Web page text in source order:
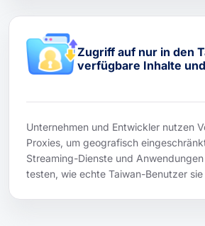
Zugriff auf nur in den
verfügbare Inhalte
Unternehmen und Entwickler nutzen
Proxies, um geografisch
Streaming-Dienste und
testen, wie echte Taiwan-Benutzer